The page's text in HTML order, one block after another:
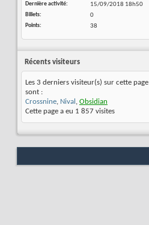
Dernière activité
15/09/2018 18h50
Billets
0
Points
38
Récents visiteurs
Les 3 derniers visiteur(s) sur cette page
sont :
Crossnine, Nival , Obsidian
Cette page a eu 1 857 visites